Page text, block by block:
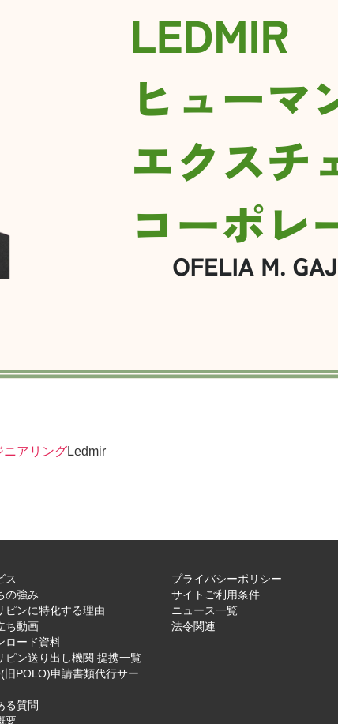
ニアリングLedmir
ス
の強み
ピンに特化する理由
ち動画
ロード資料
ピン送り出し機関 提携一覧
旧POLO)申請書類代行サー
る質問
要
プライバシーポリシー
サイトご利用条件
ニュース一覧
法令関連